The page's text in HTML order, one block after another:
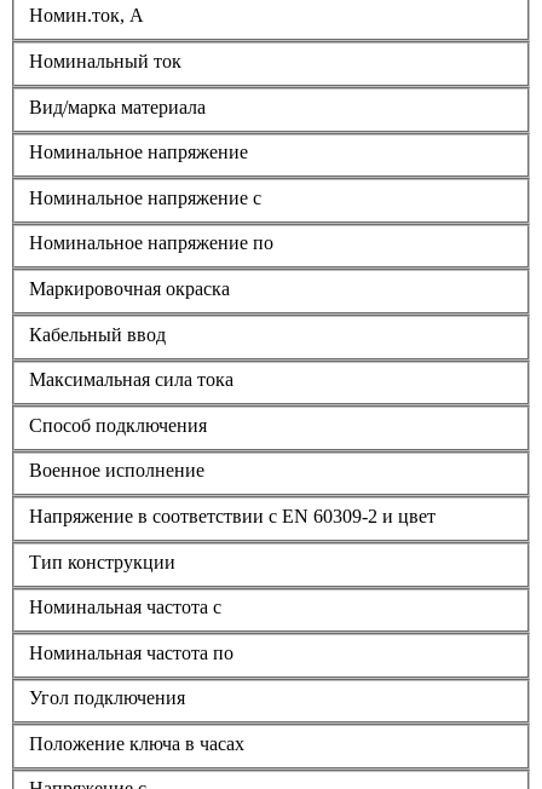
Номин.ток, А
Номинальный ток
Вид/марка материала
Номинальное напряжение
Номинальное напряжение с
Номинальное напряжение по
Маркировочная окраска
Кабельный ввод
Максимальная сила тока
Способ подключения
Военное исполнение
Напряжение в соответствии с EN 60309-2 и цвет
Тип конструкции
Номинальная частота с
Номинальная частота по
Угол подключения
Положение ключа в часах